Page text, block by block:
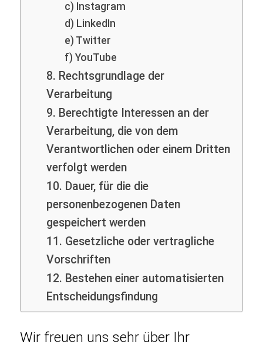
c) Instagram
d) LinkedIn
e) Twitter
f) YouTube
8. Rechtsgrundlage der
Verarbeitung
9. Berechtigte Interessen an der
Verarbeitung, die von dem
Verantwortlichen oder einem Dritten
verfolgt werden
10. Dauer, für die die
personenbezogenen Daten
gespeichert werden
11. Gesetzliche oder vertragliche
Vorschriften
12. Bestehen einer automatisierten
Entscheidungsfindung
Wir freuen uns sehr über Ihr